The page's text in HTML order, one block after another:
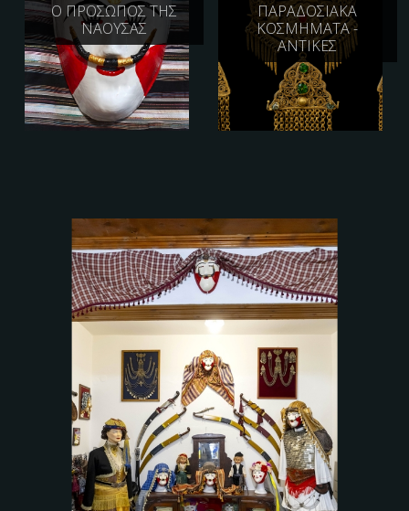
Ο ΠΡΌΣΩΠΟΣ ΤΗΣ
ΝΆΟΥΣΑΣ
ΠΑΡΑΔΟΣΙΑΚΆ
ΚΟΣΜΉΜΑΤΑ -
ΑΝΤΊΚΕΣ